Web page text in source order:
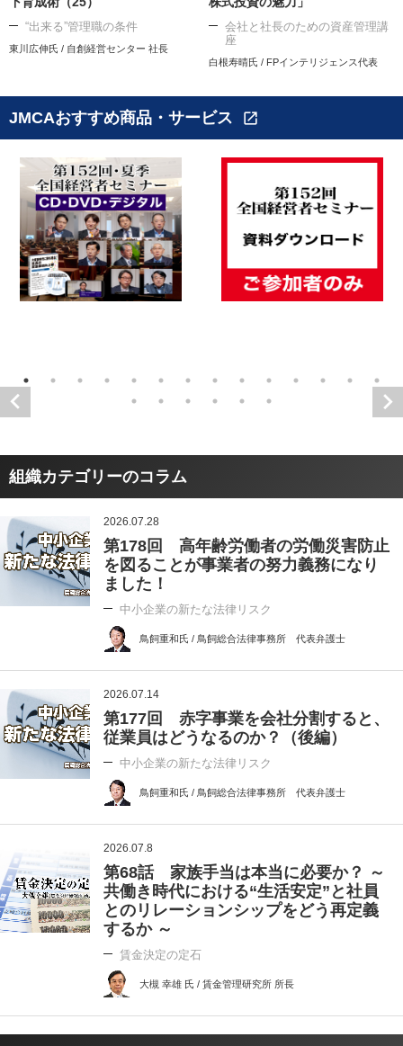
“出来る”管理職の条件
東川広伸氏 / 自創経営センター 社長
会社と社長のための資産管理講
座
白根寿晴氏 / FPインテリジェンス代表
JMCAおすすめ商品・サービス open_in_new
組織カテゴリーのコラム
2026.07.28
第178回 高年齢労働者の労働災害防止
を図ることが事業者の努力義務になり
ました！
中小企業の新たな法律リスク
鳥飼重和氏 / 鳥飼総合法律事務所 代表弁護士
2026.07.14
第177回 赤字事業を会社分割すると、
従業員はどうなるのか？（後編）
中小企業の新たな法律リスク
鳥飼重和氏 / 鳥飼総合法律事務所 代表弁護士
2026.07.8
第68話 家族手当は本当に必要か？ ～
共働き時代における“生活安定”と社員
とのリレーションシップをどう再定義
するか ～
賃金決定の定石
大槻 幸雄 氏 / 賃金管理研究所 所長